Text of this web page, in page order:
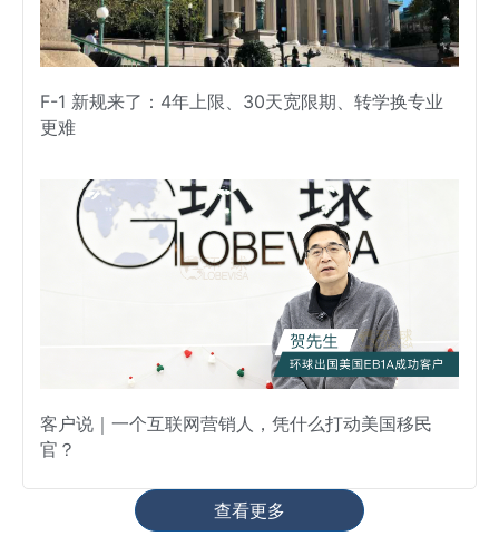
F-1 新规来了：4年上限、30天宽限期、转学换专业
更难
客户说｜一个互联网营销人，凭什么打动美国移民
官？
查看更多